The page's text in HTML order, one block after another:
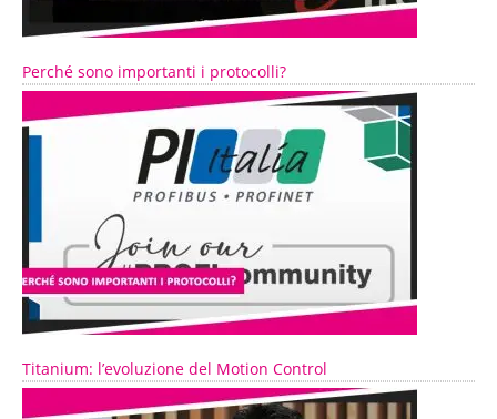
Perché sono importanti i protocolli?
Titanium: l’evoluzione del Motion Control